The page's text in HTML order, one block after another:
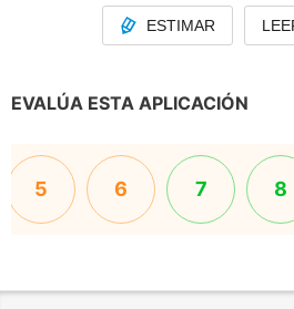
ESTIMAR
EVALÚA ESTA APLICACIÓN
5 6 7 8